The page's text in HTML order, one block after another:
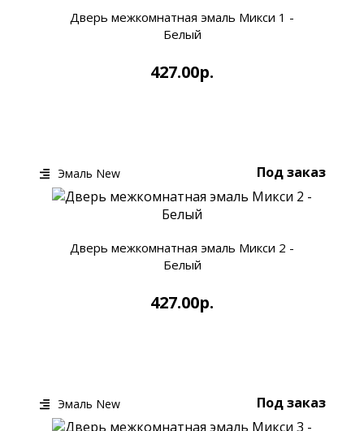
Дверь межкомнатная эмаль Микси 1 -
Белый
427.00р.
Под заказ
Дверь межкомнатная эмаль Микси 2 -
Белый
427.00р.
Эмаль New
Под заказ
Эмаль New